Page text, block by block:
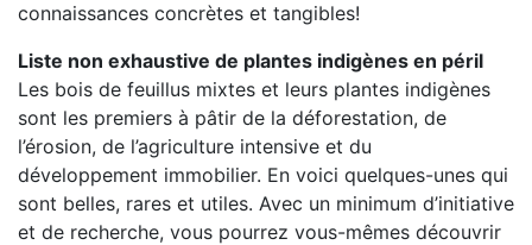
connaissances concrètes et tangibles!
Liste non exhaustive de plantes indigènes en péril
Les bois de feuillus mixtes et leurs plantes indigènes
sont les premiers à pâtir de la déforestation, de
l’érosion, de l’agriculture intensive et du
développement immobilier. En voici quelques-unes qui
sont belles, rares et utiles. Avec un minimum d’initiative
et de recherche, vous pourrez vous-mêmes découvrir